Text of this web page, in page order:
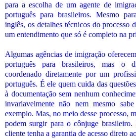
para a escolha de um agente de
português para brasileiros. Mesmo
inglês, os detalhes técnicos do processo
um entendimento que só é completo na
Algumas agências de imigração
português para brasileiros, mas o
coordenado diretamente por um
português. É ele quem cuida das
à documentação sem nenhum
invariavelmente não nem mesmo
exemplo. Mas, no meio desse processo,
podem surgir para o cônjuge
cliente tenha a garantia de acesso direto